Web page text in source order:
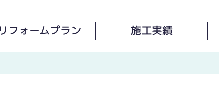
リフォームプラン 施工実績